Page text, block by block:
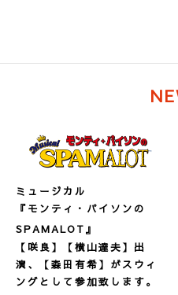
ミュージカル
『モンティ・パイソンの
SPAMALOT』
【咲良】【横山達夫】出
演、【森田有希】がスウィ
ングとして参加致します。